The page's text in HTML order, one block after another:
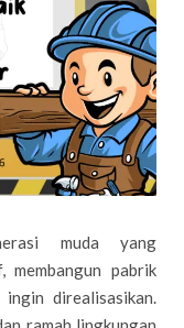
muda yang
pabrik
direalisasikan.